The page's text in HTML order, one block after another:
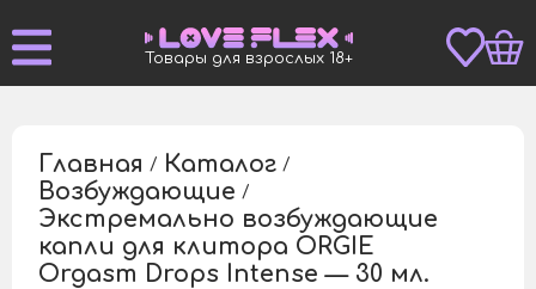
Товары для взрослых 18+
Главная / Каталог /
Возбуждающие /
Экстремально возбуждающие
капли для клитора ORGIE
Orgasm Drops Intense — 30 мл.